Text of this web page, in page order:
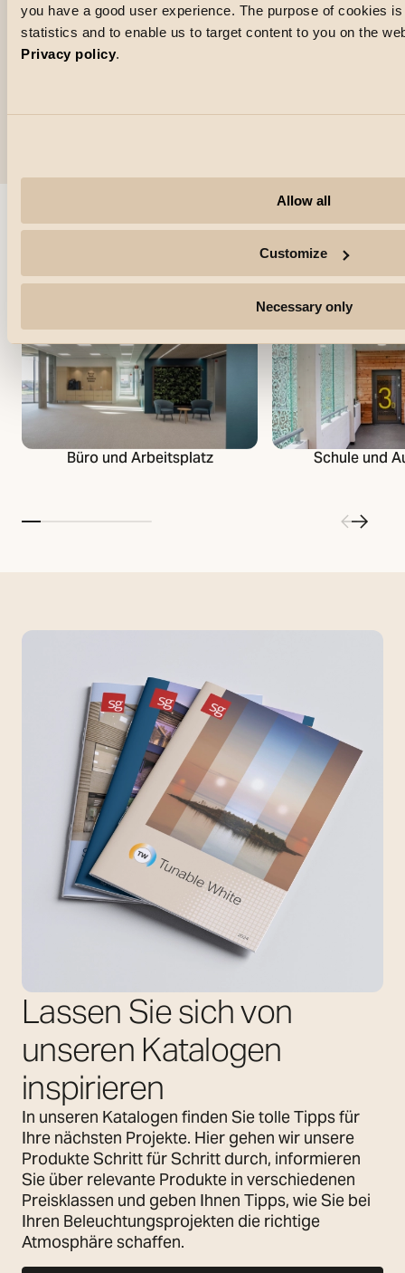
you have a good user experience. The purpose of cookies
statistics and to enable us to target content to you on the
Privacy policy.
Allow all
Customize
Necessary only
und Sicherheit
Verwenden Sie Leuchten mit guter optischer Kontrolle,
die das Licht nach unten auf den Boden und nicht
können.
Lassen Sie sich für andere
Kategorien inspirieren
Büro und Arbeitsplatz Schule und
Lassen Sie sich von
unseren Katalogen
inspirieren
In unseren Katalogen finden Sie tolle Tipps für
Ihre nächsten Projekte. Hier gehen wir unsere
Produkte Schritt für Schritt durch, informieren
Sie über relevante Produkte in verschiedenen
Preisklassen und geben Ihnen Tipps, wie Sie bei
Ihren Beleuchtungsprojekten die richtige
Atmosphäre schaffen.